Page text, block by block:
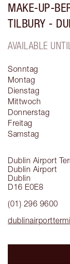
MAKE-UP-
TILBURY -
AVAILABLE
Dublin Airport
Dublin Airport
Dublin
D16 E0E8
(01) 296 9600
Sonntag
Montag
Dienstag
Mittwoch
Donnerstag
Freitag
Samstag